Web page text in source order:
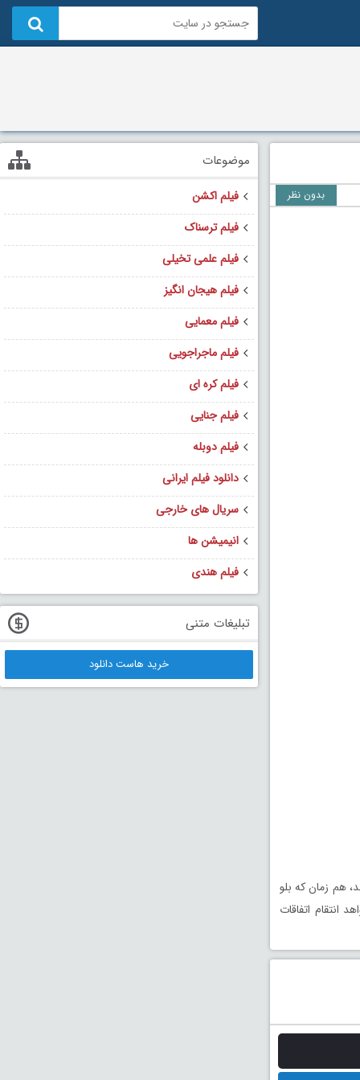
بدون نظر
هم زمان که بلو
اتفاقات
موضوعات
فیلم اکشن
فیلم ترسناک
فیلم علمی تخیلی
فیلم هیجان انگیز
فیلم معمایی
فیلم ماجراجویی
فیلم کره ای
فیلم جنایی
فیلم دوبله
دانلود فیلم ایرانی
سریال های خارجی
انیمیشن ها
فیلم هندی
تبلیغات متنی
خرید هاست دانلود